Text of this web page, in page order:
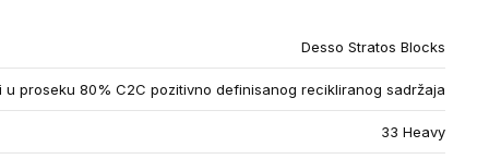
Desso Stratos Blocks
u proseku 80% C2C pozitivno definisanog recikliranog sadržaja
33 Heavy